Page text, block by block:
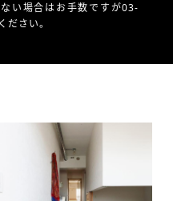
い場合はお手数ですが03-
さい。